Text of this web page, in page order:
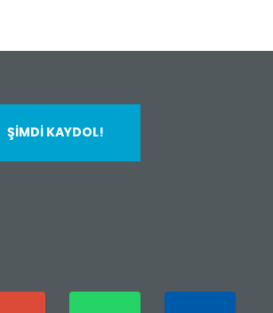
ŞİMDİ KAYDOL!